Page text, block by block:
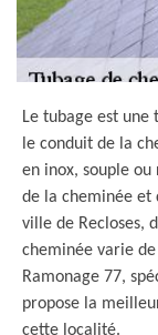
Le tubage est
le conduit de la
en inox, souple
de la cheminée et
ville de Recloses,
cheminée varie
Ramonage 77,
propose la
cette localité.